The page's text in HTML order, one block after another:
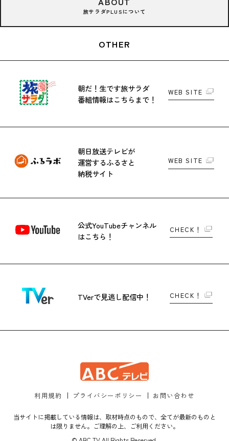
旅サラダPLUSについて
OTHER
朝だ！生です旅サラダ
番組情報はこちらまで！
WEB SITE
朝日放送テレビが
運営するふるさと
納税サイト
WEB SITE
公式YouTubeチャンネル
はこちら！
CHECK！
TVerで見逃し配信中！ CHECK！
利用規約 プライバシーポリシー お問い合わせ
当サイトに掲載している情報は、取材時点のもので、全てが最新のものと
は限りません。ご理解の上、ご利用ください。